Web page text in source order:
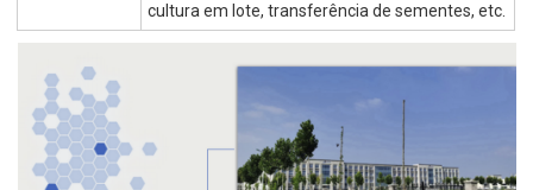
cultura em lote, transferência de sementes, etc.